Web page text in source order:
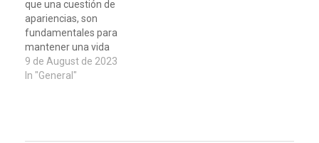
el riesgo con valentía y…
que una cuestión de
apariencias, son
fundamentales para
mantener una vida
saludable en todas las
etapas de la vida. Desde
9 de August de 2023
In "General"